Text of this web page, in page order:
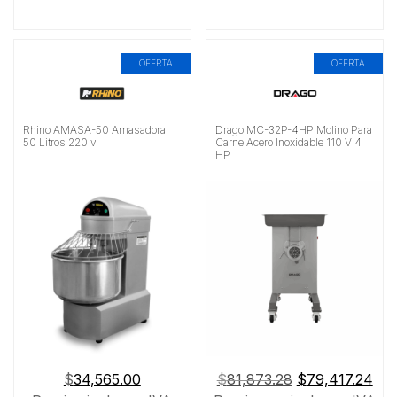
OFERTA
Rhino AMASA-50 Amasadora
50 Litros 220 v
$34,565.00
OFERTA
Drago MC-32P-4HP Molino Para
Carne Acero Inoxidable 110 V 4
HP
$81,873.28 El
$79,417.24El